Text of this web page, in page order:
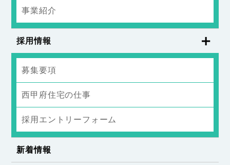
事業紹介
採用情報
募集要項
西甲府住宅の仕事
採用エントリーフォーム
新着情報